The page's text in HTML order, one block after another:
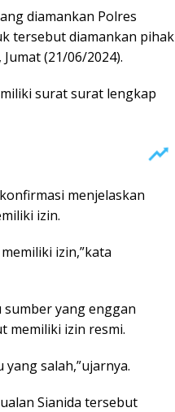
diamankan Polres
tersebut diamankan pihak
(21/06/2024).
surat surat lengkap
menjelaskan
izin.
izin,”kata
sumber yang enggan
memiliki izin resmi.
salah,”ujarnya.
Sianida tersebut